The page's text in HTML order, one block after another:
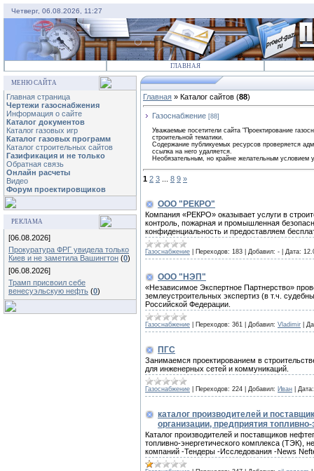
Четверг, 06.08.2026, 11:27
ГЛАВНАЯ
МЕНЮ САЙТА
Главная страница
Чертежи газоснабжения
Информация о сайте
Каталог документов
Каталог газовых игр
Каталог газовых программ
Каталог строительных сайтов
Газификация и не только
Обратная связь
Онлайн расчеты
Видео
Форум проектировщиков
РЕКЛАМА
[06.08.2026]
Прокуратура ФРГ увидела только
Киев и не заметила Вашингтон (0)
[06.08.2026]
Трамп присвоил себе
венесуэльскую нефть (0)
Главная » Каталог сайтов (88)
Газоснабжение [88]
Уважаемые посетители сайта "Проектирование
строительной тематики.
Содержание публикуемых ресурсов проверяется
ссылка на него удаляется.
Необязательным, но крайне желательным
1 2 3 8 9 »
ООО "РЕКРО"
Компания «РЕКРО» оказывает услуги в
контроль, пожарная и промышленная
конфиденциальность и предоставляем
Газоснабжение Переходов: 183 Добавил: - Дата:
ООО "НЭП"
«Независимое Экспертное Партнерство»
землеустроительных экспертиз (в т.ч.
Российской Федерации.
Газоснабжение Переходов: 361 Добавил: Vladimir
ПГС
Занимаемся проектированием в
для инженерных сетей и коммуникаций.
Газоснабжение Переходов: 224 Добавил: Иван Дата:
каталог производителей и
организации, предприятия
Каталог производителей и поставщиков
топливно-энергетического комплекса (ТЭК),
компаний -Тендеры -Исследования -News